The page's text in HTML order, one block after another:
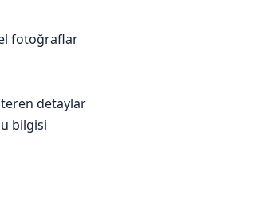
fotoğraflar
detaylar
bilgisi